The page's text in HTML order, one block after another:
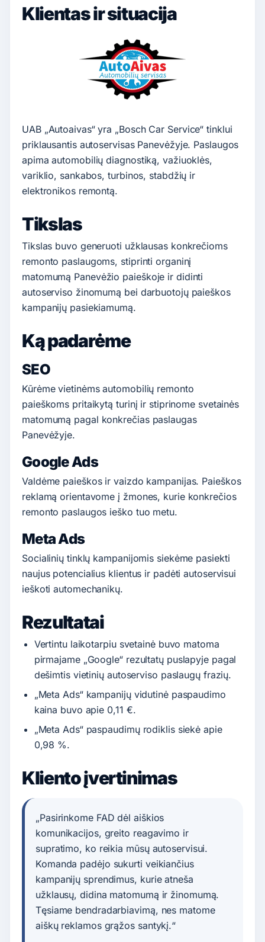
Klientas ir situacija
UAB „Autoaivas“ yra „Bosch Car Service“ tinklui
priklausantis autoservisas Panevėžyje. Paslaugos
apima automobilių diagnostiką, važiuoklės,
variklio, sankabos, turbinos, stabdžių ir
elektronikos remontą.
Tikslas
Tikslas buvo generuoti užklausas konkrečioms
remonto paslaugoms, stiprinti organinį
matomumą Panevėžio paieškoje ir didinti
autoserviso žinomumą bei darbuotojų paieškos
kampanijų pasiekiamumą.
Ką padarėme
SEO
Kūrėme vietinėms automobilių remonto
paieškoms pritaikytą turinį ir stiprinome svetainės
matomumą pagal konkrečias paslaugas
Panevėžyje.
Google Ads
Valdėme paieškos ir vaizdo kampanijas. Paieškos
reklamą orientavome į žmones, kurie konkrečios
remonto paslaugos ieško tuo metu.
Meta Ads
Socialinių tinklų kampanijomis siekėme pasiekti
naujus potencialius klientus ir padėti autoservisui
ieškoti automechanikų.
Rezultatai
Vertintu laikotarpiu svetainė buvo matoma
pirmajame „Google“ rezultatų puslapyje pagal
dešimtis vietinių autoserviso paslaugų frazių.
„Meta Ads“ kampanijų vidutinė paspaudimo
kaina buvo apie 0,11 €.
„Meta Ads“ paspaudimų rodiklis siekė apie
0,98 %.
Kliento įvertinimas
„Pasirinkome FAD dėl aiškios
komunikacijos, greito reagavimo ir
supratimo, ko reikia mūsų autoservisui.
Komanda padėjo sukurti veikiančius
kampanijų sprendimus, kurie atneša
užklausų, didina matomumą ir žinomumą.
Tęsiame bendradarbiavimą, nes matome
aiškų reklamos grąžos santykį.“